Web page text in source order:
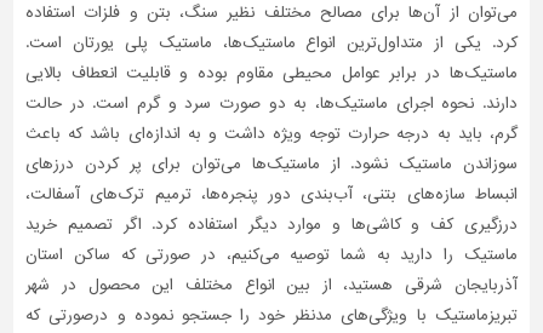
ابزار،یراق
و
ماشین
برقی،روشنایی،ایمنی
محوطه
سازی
و
نما
ساخت
می‌توان از آن‌ها برای مصالح مختلف نظیر سنگ، بتن و فلزات استفاده
کرد. یکی از متداول‌ترین انواع ماستیک‌ها، ماستیک پلی یورتان است.
ماستیک‌ها در برابر عوامل محیطی مقاوم بوده و قابلیت انعطاف بالایی
دارند. نحوه اجرای ماستیک‌ها، به دو صورت سرد و گرم است. در حالت
گرم، باید به درجه حرارت توجه ویژه داشت و به اندازه‌ای باشد که باعث
سوزاندن ماستیک نشود. از ماستیک‌ها می‌توان برای پر کردن درزهای
انبساط سازه‌های بتنی، آب‌بندی دور پنجره‌ها، ترمیم ترک‌های آسفالت،
درزگیری کف و کاشی‌ها و موارد دیگر استفاده کرد. اگر تصمیم خرید
ماستیک را دارید به شما توصیه می‌کنیم، در صورتی که ساکن استان
آذربایجان شرقی هستید، از بین انواع مختلف این محصول در شهر
تبریزماستیک با ویژگی‌های مدنظر خود را جستجو نموده و درصورتی‌ که